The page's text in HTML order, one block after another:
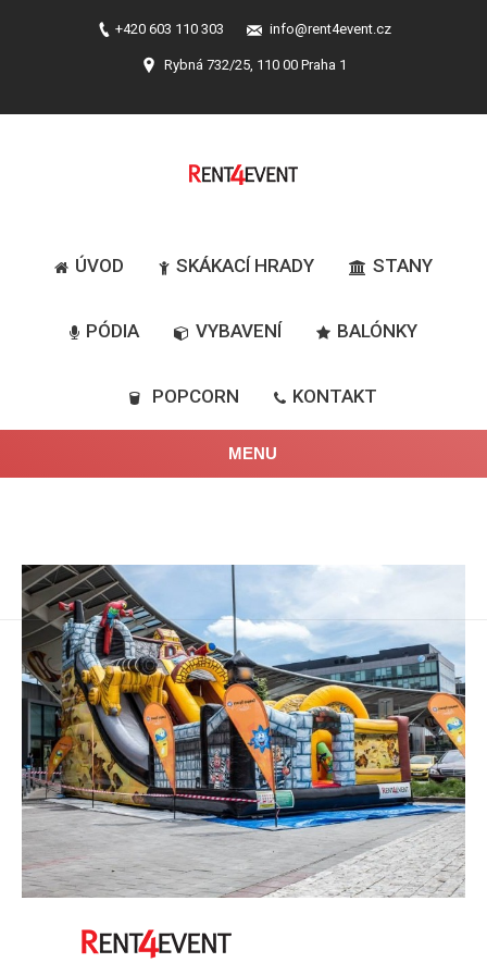
+420 603 110 303 info@rent4event.cz
Rybná 732/25, 110 00 Praha 1
ÚVOD SKÁKACÍ HRADY STANY
PÓDIA VYBAVENÍ BALÓNKY
POPCORN KONTAKT
MENU